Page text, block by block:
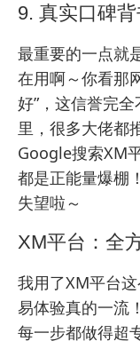
9. 真实口碑
最重要的一点就
在用啊～你看那
好”，这信誉完
里，很多大佬都
Google搜索XM
都是正能量爆棚
失望啦～
XM平台：全
我用了XM平台
易体验真的一流
每一步都做得超